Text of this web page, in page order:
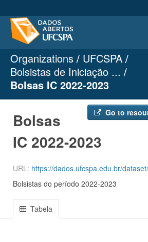
Datasets
Organizations
Organizations
UFCSPA
Bolsistas de Iniciação ...
Bolsas IC 2022-2023
Go to
Bolsas
IC 2022-2023
URL: https://dados.ufcspa.edu.br/dataset/4e0365c8-4a23-4b35-80cf-50b24096c2b6/resource/34b4301a-0bd3-4e8f-920e-
Bolsistas do período 2022-2023
Tabela